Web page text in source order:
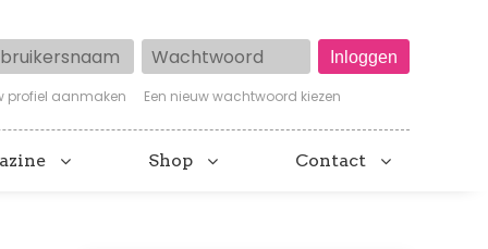
Wachtwoord
profiel aanmaken Een nieuw wachtwoord kiezen
Shop Contact